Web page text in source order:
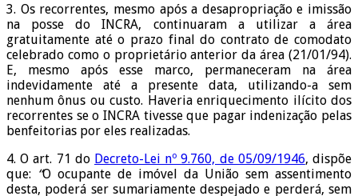
3. Os recorrentes, mesmo após a desapropriação e imissão
na posse do INCRA, continuaram a utilizar a área
gratuitamente até o prazo final do contrato de comodato
celebrado como o proprietário anterior da área (21/01/94).
E, mesmo após esse marco, permaneceram na área
indevidamente até a presente data, utilizando-a sem
nenhum ônus ou custo. Haveria enriquecimento ilícito dos
recorrentes se o INCRA tivesse que pagar indenização pelas
benfeitorias por eles realizadas.
4. O art. 71 do Decreto-Lei nº 9.760, de 05/09/1946, dispõe
que: “O ocupante de imóvel da União sem assentimento
desta, poderá ser sumariamente despejado e perderá, sem